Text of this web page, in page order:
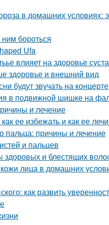
в домашних
ним бороться
Ufa
влияет на здоровье
здоровье и внешний вид
будут звучать на концерте
в подвижной шишке на
и лечение
ее избежать и как ее
пальца: причины и лечение
и пальцев
здоровых и блестящих
лица в домашних
как развить